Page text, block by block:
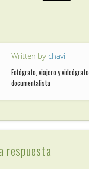
Written by chavi
Fotógrafo, viajero y videógrafo
documentalista
respuesta